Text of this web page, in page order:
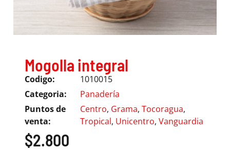
Mogolla integral
Codigo:
1010015
Categoria:
Panadería
Puntos de
venta:
Centro, Grama, Tocoragua,
Tropical, Unicentro, Vanguardia
$2.800